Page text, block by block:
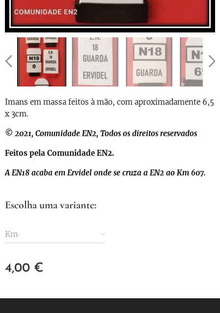
Imans em massa feitos à mão, com aproximadamente 6,5
x 3cm.
© 2021, Comunidade EN2, Todos os direitos reservados
Feitos pela Comunidade EN2.
A EN18 acaba em Ervidel onde se cruza a EN2 ao Km 607.
Escolha uma variante:
Km
4,00 €